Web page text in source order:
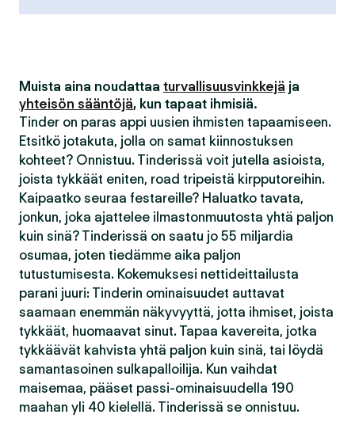
Muista aina noudattaa turvallisuusvinkkejä ja
yhteisön sääntöjä, kun tapaat ihmisiä.
Tinder on paras appi uusien ihmisten tapaamiseen.
Etsitkö jotakuta, jolla on samat kiinnostuksen
kohteet? Onnistuu. Tinderissä voit jutella asioista,
joista tykkäät eniten, road tripeistä kirpputoreihin.
Kaipaatko seuraa festareille? Haluatko tavata,
jonkun, joka ajattelee ilmastonmuutosta yhtä paljon
kuin sinä? Tinderissä on saatu jo 55 miljardia
osumaa, joten tiedämme aika paljon
tutustumisesta. Kokemuksesi nettideittailusta
parani juuri: Tinderin ominaisuudet auttavat
saamaan enemmän näkyvyyttä, jotta ihmiset, joista
tykkäät, huomaavat sinut. Tapaa kavereita, jotka
tykkäävät kahvista yhtä paljon kuin sinä, tai löydä
samantasoinen sulkapalloilija. Kun vaihdat
maisemaa, pääset passi-ominaisuudella 190
maahan yli 40 kielellä. Tinderissä se onnistuu.